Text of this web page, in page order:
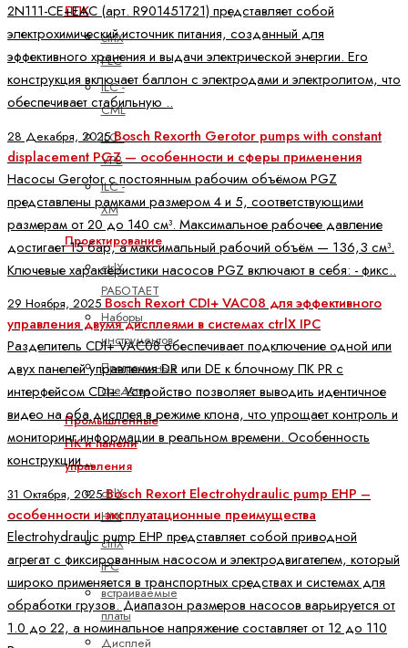
ПЛК
ctrlX
PLC
ILC -
CML
ILC -
VPB
ILC -
XM
Проектирование
ctrlX
РАБОТАЕТ
Наборы
инструментов
Программные
средства
Промышленные
ПК и панели
управления
ctrlX
HMI
ctrlX
IPC
встраиваемые
платы
Дисплей
2N111-CE+EAC (арт. R901451721) представляет собой
электрохимический источник питания, созданный для
эффективного хранения и выдачи электрической энергии. Его
конструкция включает баллон с электродами и электролитом, что
обеспечивает стабильную ..
28 Декабря, 2025Bosch Rexorth Gerotor pumps with constant
displacement PGZ — особенности и сферы применения
Насосы Gerotor с постоянным рабочим объёмом PGZ
представлены рамками размером 4 и 5, соответствующими
размерам от 20 до 140 см³. Максимальное рабочее давление
достигает 15 бар, а максимальный рабочий объём — 136,3 см³.
Ключевые характеристики насосов PGZ включают в себя: - фикс..
29 Ноября, 2025 Bosch Rexort CDI+ VAC08 для эффективного
управления двумя дисплеями в системах ctrlX IPC
Разделитель CDI+ VAC08 обеспечивает подключение одной или
двух панелей управления DR или DE к блочному ПК PR с
интерфейсом CDI+. Устройство позволяет выводить идентичное
видео на оба дисплея в режиме клона, что упрощает контроль и
мониторинг информации в реальном времени. Особенность
конструкции ..
31 Октября, 2025Bosch Rexort Electrohydraulic pump EHP –
особенности и эксплуатационные преимущества
Electrohydraulic pump EHP представляет собой приводной
агрегат с фиксированным насосом и электродвигателем, который
широко применяется в транспортных средствах и системах для
обработки грузов. Диапазон размеров насосов варьируется от
1.0 до 22, а номинальное напряжение составляет от 12 до 110